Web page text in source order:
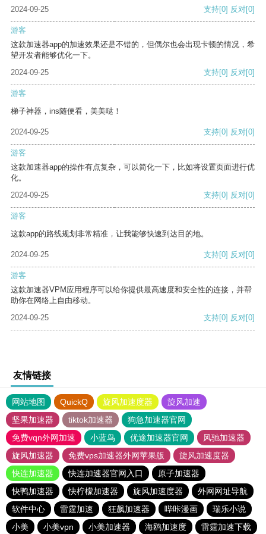
2024-09-25
支持[0] 反对[0]
游客
这款加速器app的加速效果还是不错的，但偶尔也会出现卡顿的情况，希
望开发者能够优化一下。
2024-09-25
支持[0] 反对[0]
游客
梯子神器，ins随便看，美美哒！
2024-09-25 支持[0] 反对[0]
游客
这款加速器app的操作有点复杂，可以简化一下，比如将设置页面进行优
化。
2024-09-25
支持[0] 反对[0]
游客
这款app的路线规划非常精准，让我能够快速到达目的地。
2024-09-25 支持[0] 反对[0]
游客
这款加速器VPM应用程序可以给你提供最高速度和安全性的连接，并帮
助你在网络上自由移动。
2024-09-25
支持[0] 反对[0]
友情链接
网站地图 QuickQ 旋风加速度器
旋风加速
坚果加速器
tiktok加速器
狗急加速器官网
免费vqn外网加速
小蓝鸟 优途加速器官网
风驰加速器
旋风加速器
免费vps加速器外网苹果版
旋风加速度器
快连加速器
快连加速器官网入口
原子加速器
快鸭加速器
快柠檬加速器 旋风加速度器
外网网址导航
软件中心
雷霆加速 狂飙加速器 哔咔漫画
瑞乐小说
小美
小美vpn 小美加速器 海鸥加速度 雷霆加速下载